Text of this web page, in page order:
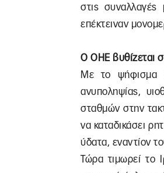
στις
επέκτειναν
Ο ΟΗΕ βυθίζεται
Με το ψήφισμα
ανυποληψίας,
σταθμών στην
να καταδικάσει
ύδατα, εναντίον
Τώρα τιμωρεί το